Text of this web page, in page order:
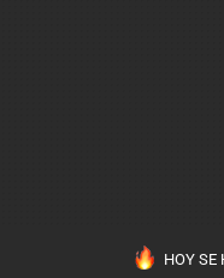
HOY SE